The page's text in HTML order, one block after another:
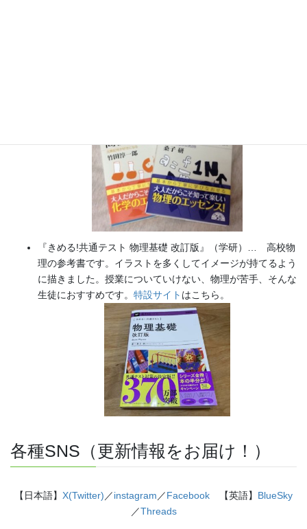
『きめる!共通テスト 物理基礎 改訂版』（学研）… 高校物
理の参考書です。イラストを多くしてイメージが持てるよう
に描きました。授業についていけない、物理が苦手、そんな
生徒におすすめです。 特設サイト はこちら。
各種SNS（更新情報をお届け！）
【日本語】 X(Twitter) ／instagram ／Facebook 【英語】 BlueSky
／Threads